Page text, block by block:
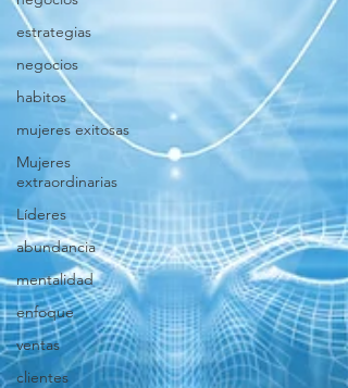
estrategias
negocios
habitos
mujeres exitosas
Mujeres
extraordinarias
Líderes
abundancia
mentalidad
enfoque
ventas
clientes